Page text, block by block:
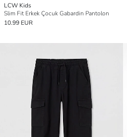
LCW Kids
Slim Fit Erkek Çocuk Gabardin Pantolon
10.99 EUR